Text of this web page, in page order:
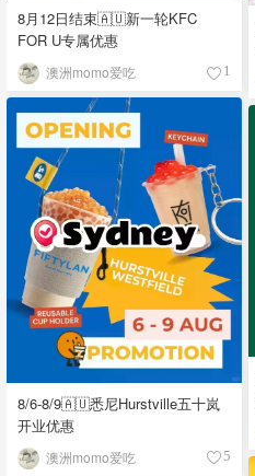
8月12日结束🇦🇺新一轮KFC
FOR U专属优惠
澳洲momo爱吃 1
8/6-8/9🇦🇺悉尼Hurstville五十岚
开业优惠
澳洲momo爱吃 5